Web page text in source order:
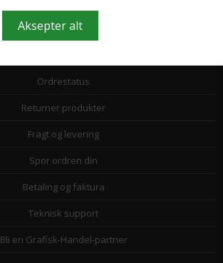
Om os
Ordrestatus
Returner produkter
Fragt og levering
Spor ordren din
Betaling og faktura
Teknisk support
Bli en Grafisk-Handel-partner